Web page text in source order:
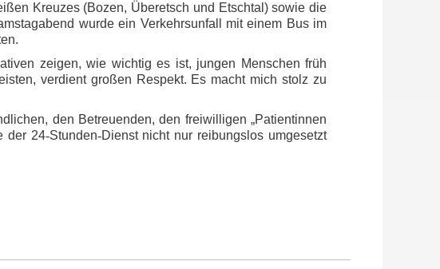
Kreuzes (Bozen, Überetsch und Etschtal) sowie die
wurde ein Verkehrsunfall mit einem Bus im
zeigen, wie wichtig es ist, jungen Menschen früh
verdient großen Respekt. Es macht mich stolz zu
den Betreuenden, den freiwilligen „Patientinnen
der 24‑Stunden‑Dienst nicht nur reibungslos umgesetzt